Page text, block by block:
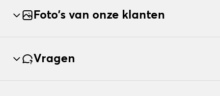
Foto's van onze klanten
Vragen